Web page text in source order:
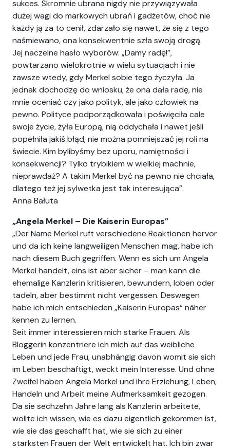
sukces. Skromnie ubrana nigdy nie przywiązywała
dużej wagi do markowych ubrań i gadżetów, choć nie
każdy ją za to cenił, zdarzało się nawet, że się z tego
naśmiewano, ona konsekwentnie szła swoją drogą.
Jej naczelne hasło wyborów: „Damy radę!”,
powtarzano wielokrotnie w wielu sytuacjach i nie
zawsze wtedy, gdy Merkel sobie tego życzyła. Ja
jednak dochodzę do wniosku, że ona dała radę, nie
mnie oceniać czy jako polityk, ale jako człowiek na
pewno. Polityce podporządkowała i poświęciła cale
swoje życie, żyła Europą, nią oddychała i nawet jeśli
popełniła jakiś błąd, nie można pomniejszać jej roli na
świecie. Kim bylibyśmy bez uporu, namiętności i
konsekwencji? Tylko trybikiem w wielkiej machnie,
nieprawdaż? A takim Merkel być na pewno nie chciała,
dlatego też jej sylwetka jest tak interesująca”.
Anna Bałuta
„Angela Merkel – Die Kaiserin Europas”
„Der Name Merkel ruft verschiedene Reaktionen hervor
und da ich keine langweiligen Menschen mag, habe ich
nach diesem Buch gegriffen. Wenn es sich um Angela
Merkel handelt, eins ist aber sicher – man kann die
ehemalige Kanzlerin kritisieren, bewundern, loben oder
tadeln, aber bestimmt nicht vergessen. Deswegen
habe ich mich entschieden „Kaiserin Europas“ näher
kennen zu lernen.
Seit immer interessieren mich starke Frauen. Als
Bloggerin konzentriere ich mich auf das weibliche
Leben und jede Frau, unabhängig davon womit sie sich
im Leben beschäftigt, weckt mein Interesse. Und ohne
Zweifel haben Angela Merkel und ihre Erziehung, Leben,
Handeln und Arbeit meine Aufmerksamkeit gezogen.
Da sie sechzehn Jahre lang als Kanzlerin arbeitete,
wollte ich wissen, wie es dazu eigentlich gekommen ist,
wie sie das geschafft hat, wie sie sich zu einer
stärksten Frauen der Welt entwickelt hat. Ich bin zwar